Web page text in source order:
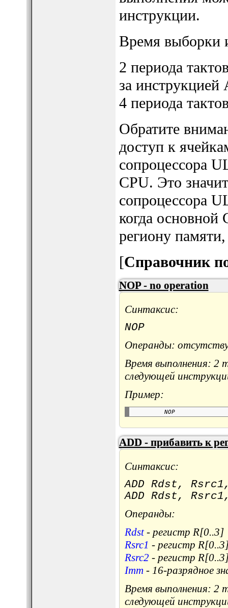
инструкции.
Время выборки
2 периода
за инструкцией
4 периода
Обратите
доступ к
сопроцессора
CPU. Это
сопроцессора
когда
региону
[Справочник
NOP - no operation
Синтаксис:
NOP
Операнды:
Время выполнения: 2
следующей
Пример:
         NOP
ADD - прибавить к
Синтаксис:
ADD Rdst,
ADD Rdst,
Операнды:
Rdst- регистр R[0..3]
Rsrc1 - регистр
Rsrc2 - регистр
Imm- 16-разрядное
Время выполнения: 2
следующей